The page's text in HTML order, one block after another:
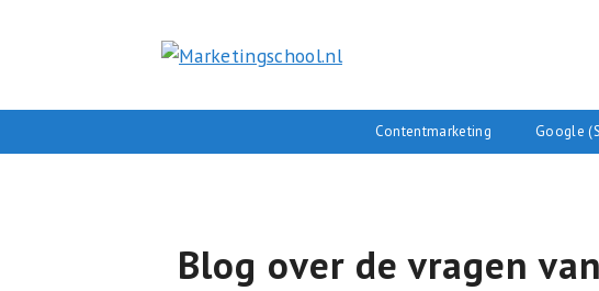
inhoud
Contentmarketing Google
Blog over de vragen